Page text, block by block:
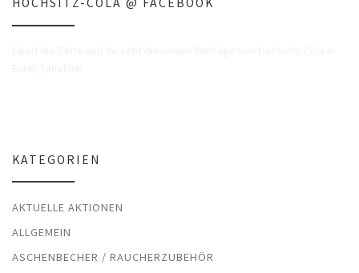
KATEGORIEN
AKTUELLE AKTIONEN
ALLGEMEIN
ASCHENBECHER / RAUCHERZUBEHÖR